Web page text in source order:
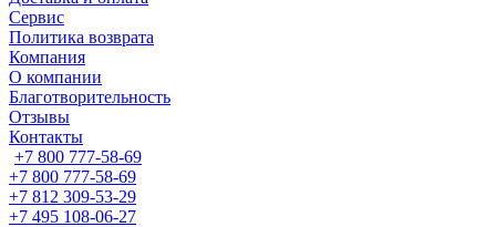
Сервис
Политика возврата
Компания
О компании
Благотворительность
Отзывы
Контакты
+7 800 777-58-69
+7 800 777-58-69
+7 812 309-53-29
+7 495 108-06-27